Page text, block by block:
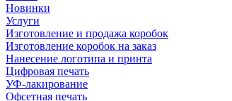
Новинки
Услуги
Изготовление и продажа коробок
Изготовление коробок на заказ
Нанесение логотипа и принта
Цифровая печать
УФ-лакирование
Офсетная печать